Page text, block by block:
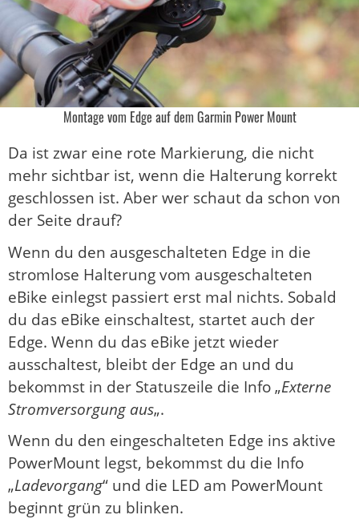
Montage vom Edge auf dem Garmin Power Mount
Da ist zwar eine rote Markierung, die nicht
mehr sichtbar ist, wenn die Halterung korrekt
geschlossen ist. Aber wer schaut da schon von
der Seite drauf?
Wenn du den ausgeschalteten Edge in die
stromlose Halterung vom ausgeschalteten
eBike einlegst passiert erst mal nichts. Sobald
du das eBike einschaltest, startet auch der
Edge. Wenn du das eBike jetzt wieder
ausschaltest, bleibt der Edge an und du
bekommst in der Statuszeile die Info „Externe
Stromversorgung aus„.
Wenn du den eingeschalteten Edge ins aktive
PowerMount legst, bekommst du die Info
„Ladevorgang“ und die LED am PowerMount
beginnt grün zu blinken.